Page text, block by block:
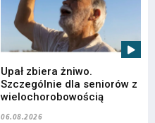
Upał zbiera żniwo.
Szczególnie dla seniorów z
wielochorobowością
06.08.2026